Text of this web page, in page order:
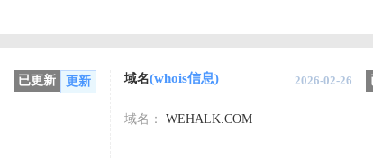
更新
已更新 域名(whois信息) 2026-02-26
域名： WEHALK.COM